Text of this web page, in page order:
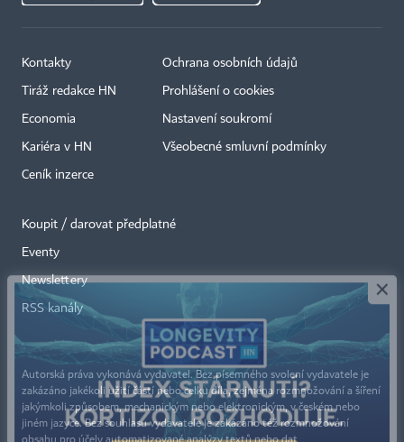
Kontakty
Tiráž redakce HN
Economia
Kariéra v HN
Ceník inzerce
Ochrana osobních údajů
Prohlášení o cookies
Nastavení soukromí
Všeobecné smluvní podmínky
Koupit / darovat předplatné
Eventy
Newslettery
RSS kanály
Autorská práva vykonává vydavatel. Bez písemného svolení vydavatele je
zakázáno jakékoli užití částí nebo celku díla, zejména rozmnožování a šíření
jakýmkoli způsobem, mechanickým nebo elektronickým, v českém nebo
jiném jazyce. Bez souhlasu vydavatele je zakázáno též rozmnožování